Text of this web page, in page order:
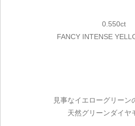
0.550ct
FANCY INTENSE
見事なイエローグリーン
天然グリーンダイヤ